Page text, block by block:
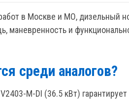
в Москве и МО, дизельный
и
среди аналогов?
M-DI (36.5 кВт)